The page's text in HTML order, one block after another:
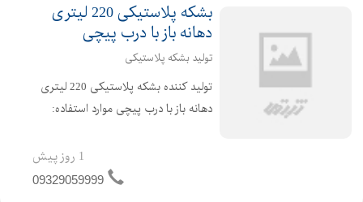
بشکه پلاستیکی 220 لیتری
دهانه باز با درب پیچی
تولید بشکه پلاستیکی
تولید کننده بشکه پلاستیکی 220 لیتری
دهانه باز با درب پیچی موارد استفاده:
صنایع غذایی استفاده میشود نوع کالا:
بشکه 220 لیتری دهانه باز با درب پیچی
1 روز پیش
09329059999